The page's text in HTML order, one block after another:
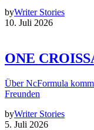
byWriter Stories
10. Juli 2026
ONE
Über NcFormula
Freunden
byWriter Stories
5. Juli 2026